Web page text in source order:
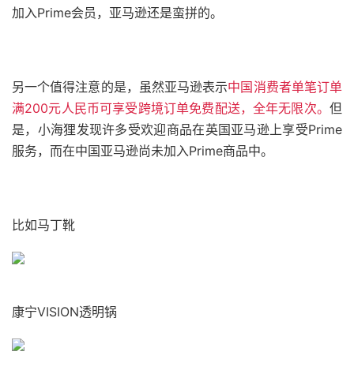
加入Prime会员，亚马逊还是蛮拼的。
另一个值得注意的是，虽然亚马逊表示中国消费者单笔订单
满200元人民币可享受跨境订单免费配送，全年无限次。 但
是，小海狸发现许多受欢迎商品在英国亚马逊上享受Prime
服务，而在中国亚马逊尚未加入Prime商品中。
比如马丁靴
康宁VISION透明锅